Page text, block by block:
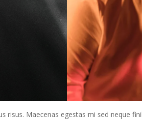
risus. Maecenas egestas mi sed neque